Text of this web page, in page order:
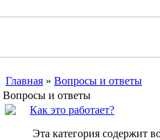
Главная » Вопросы и ответы
Вопросы и ответы
Как это работает?
Эта категория содержит